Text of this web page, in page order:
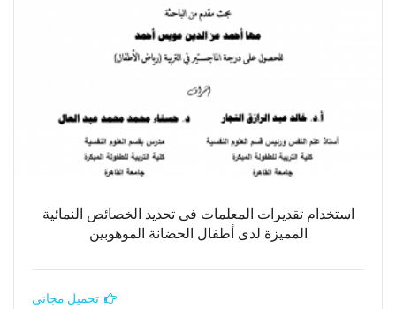
استخدام تقديرات المعلمات فى تحديد الخصائص النمائية
المميزة لدى أطفال الحضانة الموهوبين
تحميل مجاني